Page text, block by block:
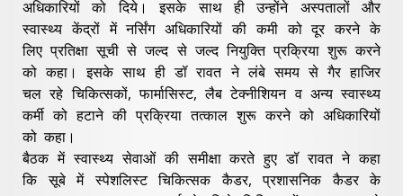
अधिकारियों को दिये। इसके साथ ही उन्होंने अस्पतालों और
स्वास्थ्य केंद्रों में नर्सिंग अधिकारियों की कमी को दूर करने के
लिए प्रतिक्षा सूची से जल्द से जल्द नियुक्ति प्रक्रिया शुरू करने
को कहा। इसके साथ ही डॉ रावत ने लंबे समय से गैर हाजिर
चल रहे चिकित्सकों, फार्मासिस्ट, लैब टेक्नीशियन व अन्य स्वास्थ्य
कर्मी को हटाने की प्रक्रिया तत्काल शुरू करने को अधिकारियों
को कहा।
बैठक में स्वास्थ्य सेवाओं की समीक्षा करते हुए डॉ रावत ने कहा
कि सूबे में स्पेशलिस्ट चिकित्सक कैडर, प्रशासनिक कैडर के